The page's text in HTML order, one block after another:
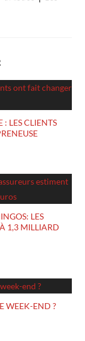
LES CLIENTS
LES
1,3 MILLIARD
WEEK-END ?